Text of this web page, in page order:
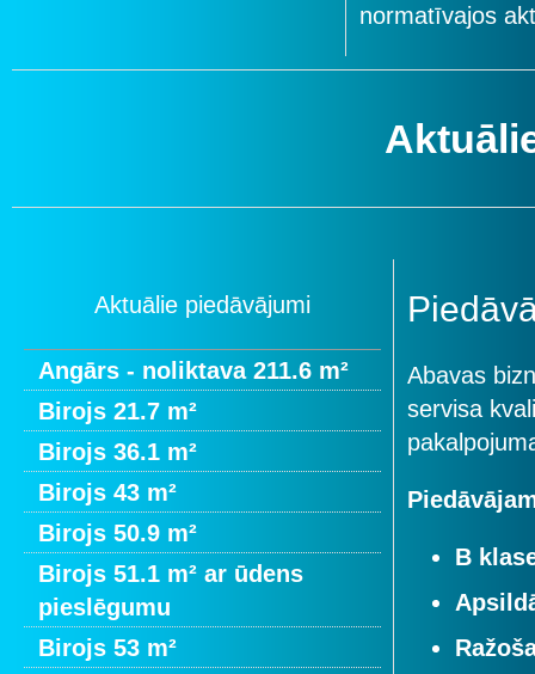
normatīvajos
Aktuālie piedāvājumi
Angārs - noliktava 211.6 m²
Birojs 21.7 m²
Birojs 36.1 m²
Birojs 43 m²
Birojs 50.9 m²
Birojs 51.1 m² ar ūdens
pieslēgumu
Birojs 53 m²
Abavas
servisa
B